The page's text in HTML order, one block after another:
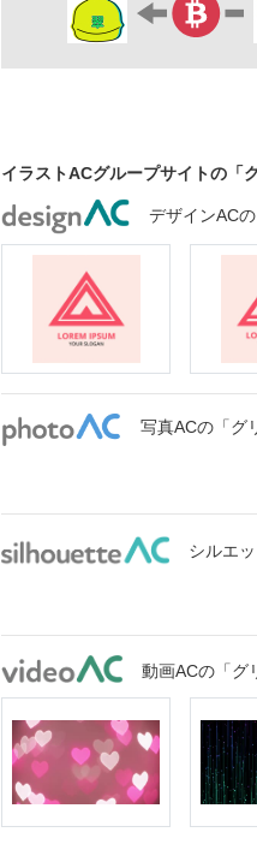
イラストACグループサイトの「
デザインAC
写真ACの「グ
シルエ
動画ACの「グ